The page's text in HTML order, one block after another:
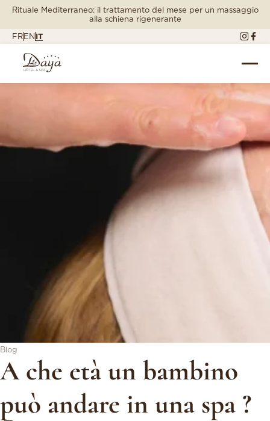
Rituale Mediterraneo: il trattamento del mese per un massaggio
alla schiena rigenerante
FR EN IT
Blog
A che età un bambino
può andare in una spa ?